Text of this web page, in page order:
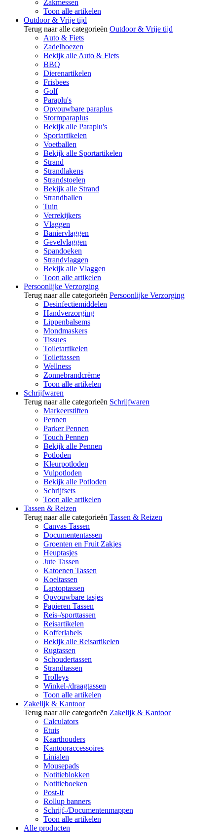
Zakmessen
Toon alle artikelen
Outdoor & Vrije tijd
Terug naar alle categorieën Outdoor & Vrije tijd
Auto & Fiets
Zadelhoezen
Bekijk alle Auto & Fiets
BBQ
Dierenartikelen
Frisbees
Golf
Paraplu's
Opvouwbare paraplus
Stormparaplus
Bekijk alle Paraplu's
Sportartikelen
Voetballen
Bekijk alle Sportartikelen
Strand
Strandlakens
Strandstoelen
Bekijk alle Strand
Strandballen
Tuin
Verrekijkers
Vlaggen
Baniervlaggen
Gevelvlaggen
Spandoeken
Strandvlaggen
Bekijk alle Vlaggen
Toon alle artikelen
Persoonlijke Verzorging
Terug naar alle categorieën Persoonlijke Verzorging
Desinfectiemiddelen
Handverzorging
Lippenbalsems
Mondmaskers
Tissues
Toiletartikelen
Toilettassen
Wellness
Zonnebrandcrème
Toon alle artikelen
Schrijfwaren
Terug naar alle categorieën Schrijfwaren
Markeerstiften
Pennen
Parker Pennen
Touch Pennen
Bekijk alle Pennen
Potloden
Kleurpotloden
Vulpotloden
Bekijk alle Potloden
Schrijfsets
Toon alle artikelen
Tassen & Reizen
Terug naar alle categorieën Tassen & Reizen
Canvas Tassen
Documententassen
Groenten en Fruit Zakjes
Heuptasjes
Jute Tassen
Katoenen Tassen
Koeltassen
Laptoptassen
Opvouwbare tasjes
Papieren Tassen
Reis-/sporttassen
Reisartikelen
Kofferlabels
Bekijk alle Reisartikelen
Rugtassen
Schoudertassen
Strandtassen
Trolleys
Winkel-/draagtassen
Toon alle artikelen
Zakelijk & Kantoor
Terug naar alle categorieën Zakelijk & Kantoor
Calculators
Etuis
Kaarthouders
Kantooraccessoires
Linialen
Mousepads
Notitieblokken
Notitieboeken
Post-It
Rollup banners
Schrijf-/Documentenmappen
Toon alle artikelen
Alle producten